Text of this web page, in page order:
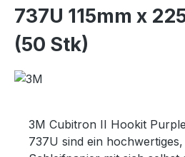
737U 115mm x
(50 Stk)
3M Cubitron II Hookit
737U sind ein